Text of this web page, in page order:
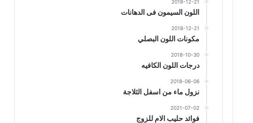
2018-12-21
اللون السيمون فى الدهانات
2018-12-21
مكونات اللون البصلي
2018-10-30
درجات اللون الكافيه
2018-06-06
نزول ماء من اسفل الثلاجة
2021-07-02
فوائد حليب الام للزوج